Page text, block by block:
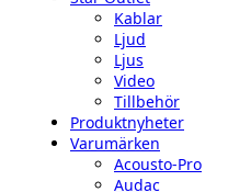
Kablar
Ljud
Ljus
Video
Tillbehör
Produktnyheter
Varumärken
Acousto-Pro
Audac